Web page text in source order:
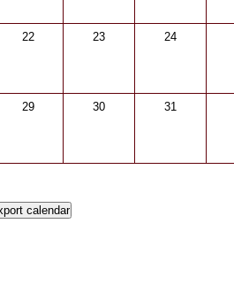
22 23 24
29 30 31